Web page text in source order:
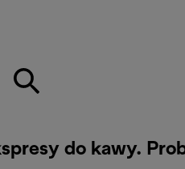
do kawy.